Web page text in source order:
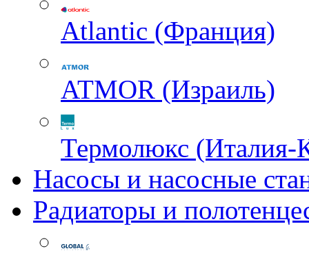
Atlantic (Франция)
ATMOR (Израиль)
Термолюкс (Италия-
Насосы и насосные
Радиаторы и